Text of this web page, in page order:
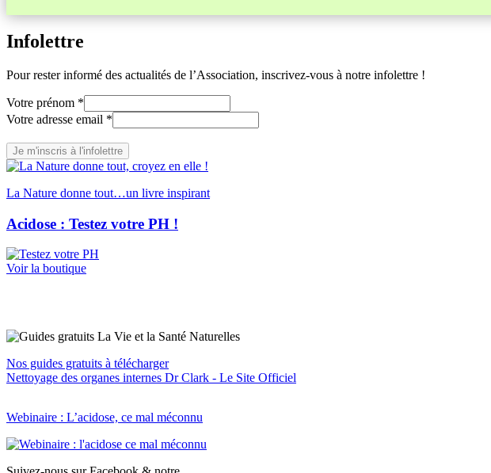
Infolettre
Pour rester informé des actualités de l’Association, inscrivez-vous à notre infolettre !
Votre prénom *
email
adresse
Votre adresse email *
Je m'inscris à l'infolettre
La Nature donne tout…un livre inspirant
Acidose : Testez votre PH !
Voir la boutique
Nos guides gratuits à télécharger
Nettoyage des organes internes Dr Clark - Le Site Officiel
Webinaire : L’acidose, ce mal méconnu